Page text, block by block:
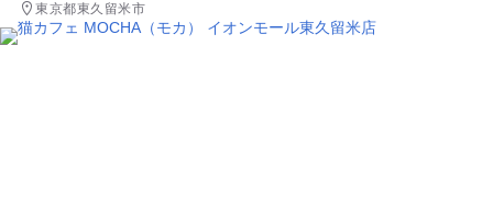
東京都東久留米市